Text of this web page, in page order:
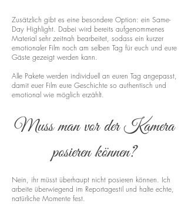
Zusätzlich gibt es eine besondere Option: ein Same-
Day Highlight. Dabei wird bereits aufgenommenes
Material sehr zeitnah bearbeitet, sodass ein kurzer
emotionaler Film noch am selben Tag für euch und eure
Gäste gezeigt werden kann.
Alle Pakete werden individuell an euren Tag angepasst,
damit euer Film eure Geschichte so authentisch und
emotional wie möglich erzählt.
Muss man vor der Kamera
posieren können?
Nein, ihr müsst überhaupt nicht posieren können. Ich
arbeite überwiegend im Reportagestil und halte echte,
natürliche Momente fest.